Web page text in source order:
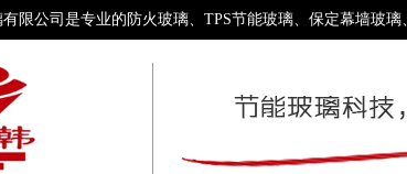
限公司是专业的防火玻璃、TPS节能玻璃、保定幕墙玻璃